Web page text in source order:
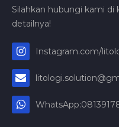
Silahkan hubungi kami
detailnya!
Instagram.com/